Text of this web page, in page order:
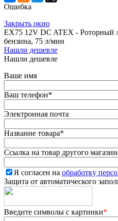
Ошибка
Закрыть окно
EX75 12V DC ATEX - Роторный
бензина, 75 л/мин
Нашли дешевле
Нашли дешевле
Ваше имя
Ваш телефон*
Электронная почта
Название товара*
Ссылка на товар другого
Я согласен на обработку
Защита от автоматического
Введите символы с картинки*